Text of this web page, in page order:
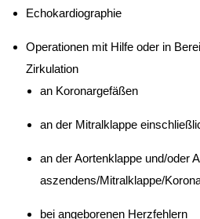
Echokardiographie
Operationen mit Hilfe oder in
Zirkulation
an Koronargefäßen
an der Mitralklappe
an der Aortenklappe und/oder
aszendens/Mitralklappe/
bei angeborenen Herzfehlern